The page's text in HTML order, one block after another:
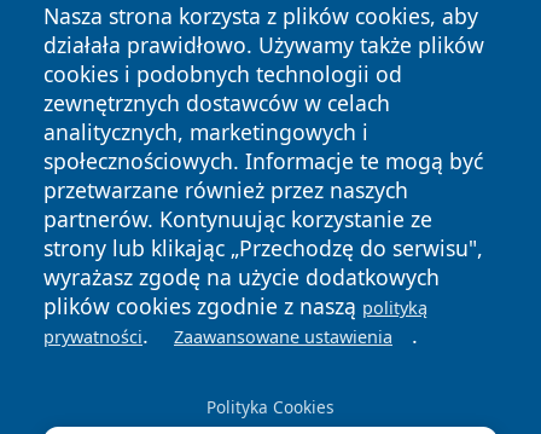
Nasza strona korzysta z plików cookies, aby
działała prawidłowo. Używamy także plików
cookies i podobnych technologii od
zewnętrznych dostawców w celach
analitycznych, marketingowych i
społecznościowych. Informacje te mogą być
przetwarzane również przez naszych
partnerów. Kontynuując korzystanie ze
strony lub klikając „Przechodzę do serwisu",
wyrażasz zgodę na użycie dodatkowych
plików cookies zgodnie z naszą polityką
prywatności. Zaawansowane ustawienia .
Polityka Cookies
Copyright © 2026 radomski24.pl Wszystkie prawa
zastrzeżone.
News Autorzy
Polityka
Prywatności
Polityka
Cookies